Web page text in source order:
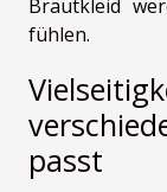
Brautkleid
fühlen.
passt